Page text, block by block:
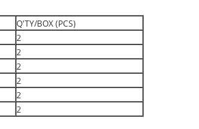
Q'TY/BOX (PCS)
2
2
2
2
2
2